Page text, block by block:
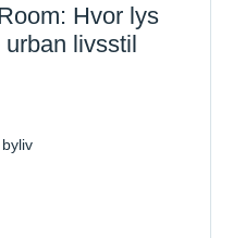
Hvor lys
livsstil